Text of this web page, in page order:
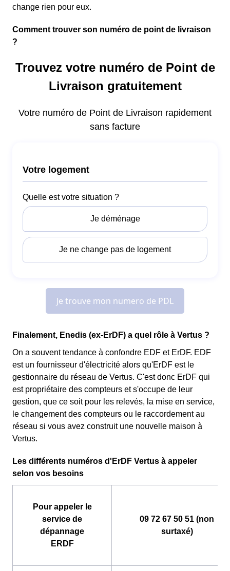
change rien pour eux.
Comment trouver son numéro de point de livraison
?
Finalement, Enedis (ex-ErDF) a quel rôle à Vertus ?
On a souvent tendance à confondre EDF et ErDF. EDF
est un fournisseur d'électricité alors qu'ErDF est le
gestionnaire du réseau de Vertus. C'est donc ErDF qui
est propriétaire des compteurs et s'occupe de leur
gestion, que ce soit pour les relevés, la mise en service,
le changement des compteurs ou le raccordement au
réseau si vous avez construit une nouvelle maison à
Vertus.
Les différents numéros d'ErDF Vertus à appeler
selon vos besoins
Pour appeler le
service de
dépannage
ERDF
09 72 67 50 51 (non
surtaxé)